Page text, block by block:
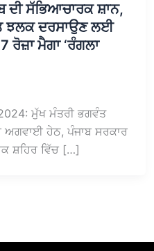
ਦੀ ਸੱਭਿਆਚਾਰਕ ਸ਼ਾਨ,
ਝਲਕ ਦਰਸਾਉਣ ਲਈ
ਰੋਜ਼ਾ ਮੈਗਾ ‘ਰੰਗਲਾ
ਮੁੱਖ ਮੰਤਰੀ ਭਗਵੰਤ
ਅਗਵਾਈ ਹੇਠ, ਪੰਜਾਬ ਸਰਕਾਰ
ਸ਼ਹਿਰ ਵਿੱਚ […]